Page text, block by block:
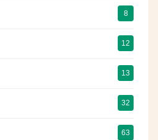
8
12
13
32
63